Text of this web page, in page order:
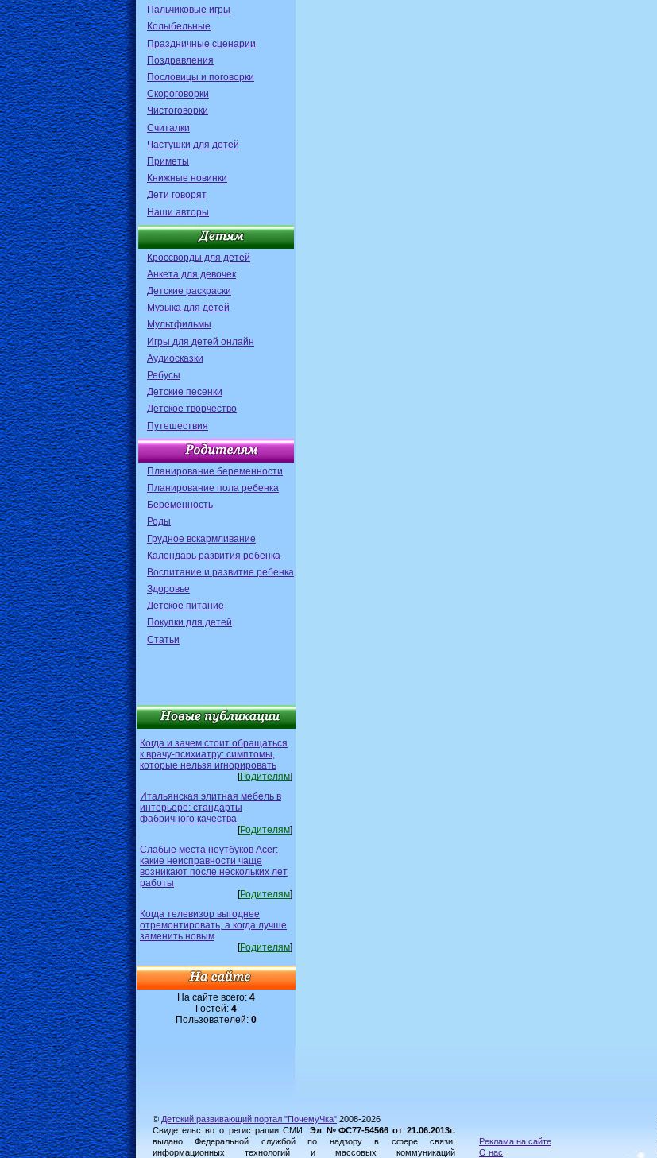
Пальчиковые игры
Колыбельные
Праздничные сценарии
Поздравления
Пословицы и поговорки
Скороговорки
Чистоговорки
Считалки
Частушки для детей
Приметы
Книжные новинки
Дети говорят
Наши авторы
Кроссворды для детей
Анкета для девочек
Детские раскраски
Музыка для детей
Мультфильмы
Игры для детей онлайн
Аудиосказки
Ребусы
Детские песенки
Детское творчество
Путешествия
Планирование беременности
Планирование пола ребенка
Беременность
Роды
Грудное вскармливание
Календарь развития ребенка
Воспитание и развитие ребенка
Здоровье
Детское питание
Покупки для детей
Статьи
Когда и зачем стоит обращаться
к врачу-психиатру: симптомы,
которые нельзя игнорировать
[Родителям]
Итальянская элитная мебель в
интерьере: стандарты
фабричного качества
[Родителям]
Слабые места ноутбуков Acer:
какие неисправности чаще
возникают после нескольких лет
работы
[Родителям]
Когда телевизор выгоднее
отремонтировать, а когда лучше
заменить новым
[Родителям]
На сайте всего: 4
Гостей: 4
Пользователей: 0
© Детский развивающий портал "ПочемуЧка" 2008-2026
Свидетельство о регистрации СМИ: Эл №ФС77-54566 от 21.06.2013г.
выдано Федеральной службой по надзору в сфере связи,
информационных технологий и массовых коммуникаций
Реклама на сайте
О нас